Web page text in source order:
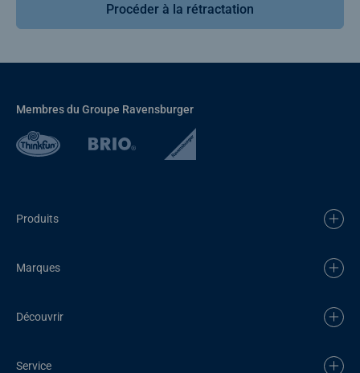
Procéder à la rétractation
Membres du Groupe Ravensburger
Produits
Marques
Découvrir
Service